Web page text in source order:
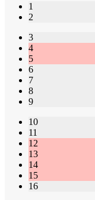
1
2
3
4
5
6
7
8
9
10
11
12
13
14
15
16